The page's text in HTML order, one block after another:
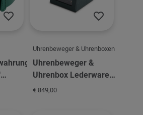
Case
Uhrenbeweger & Uhrenboxen
Uhrenbeweger &
Uhrenbox Lederware
Wolf Racing Single
€ 849,00